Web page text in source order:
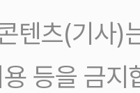
텐츠(기사)
등을 금지